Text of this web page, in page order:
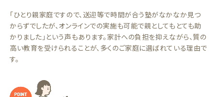
「ひとり親家庭ですので、送迎等で時間が合う塾がなかなか見つ
からずでしたが、オンラインでの実施も可能で親としてもとても助
かりました」という声もあります。家計への負担を抑えながら、質の
高い教育を受けられることが、多くのご家庭に選ばれている理由で
す。